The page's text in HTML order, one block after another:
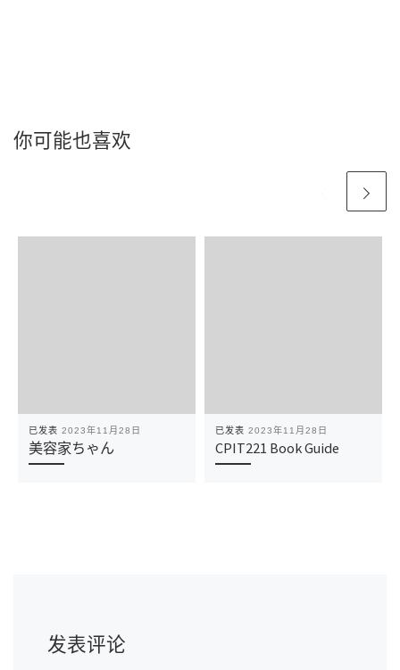
你可能也喜欢
已发表 2023年11月28日
美容家ちゃん
已发表 2023年11月28日
CPIT221 Book Guide
发表评论